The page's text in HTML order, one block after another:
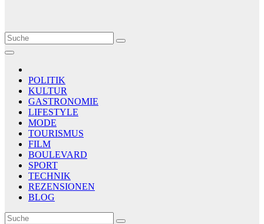
Le Matin
AGENCE DE PRESSE
POLITIK
KULTUR
GASTRONOMIE
LIFESTYLE
MODE
TOURISMUS
FILM
BOULEVARD
SPORT
TECHNIK
REZENSIONEN
BLOG